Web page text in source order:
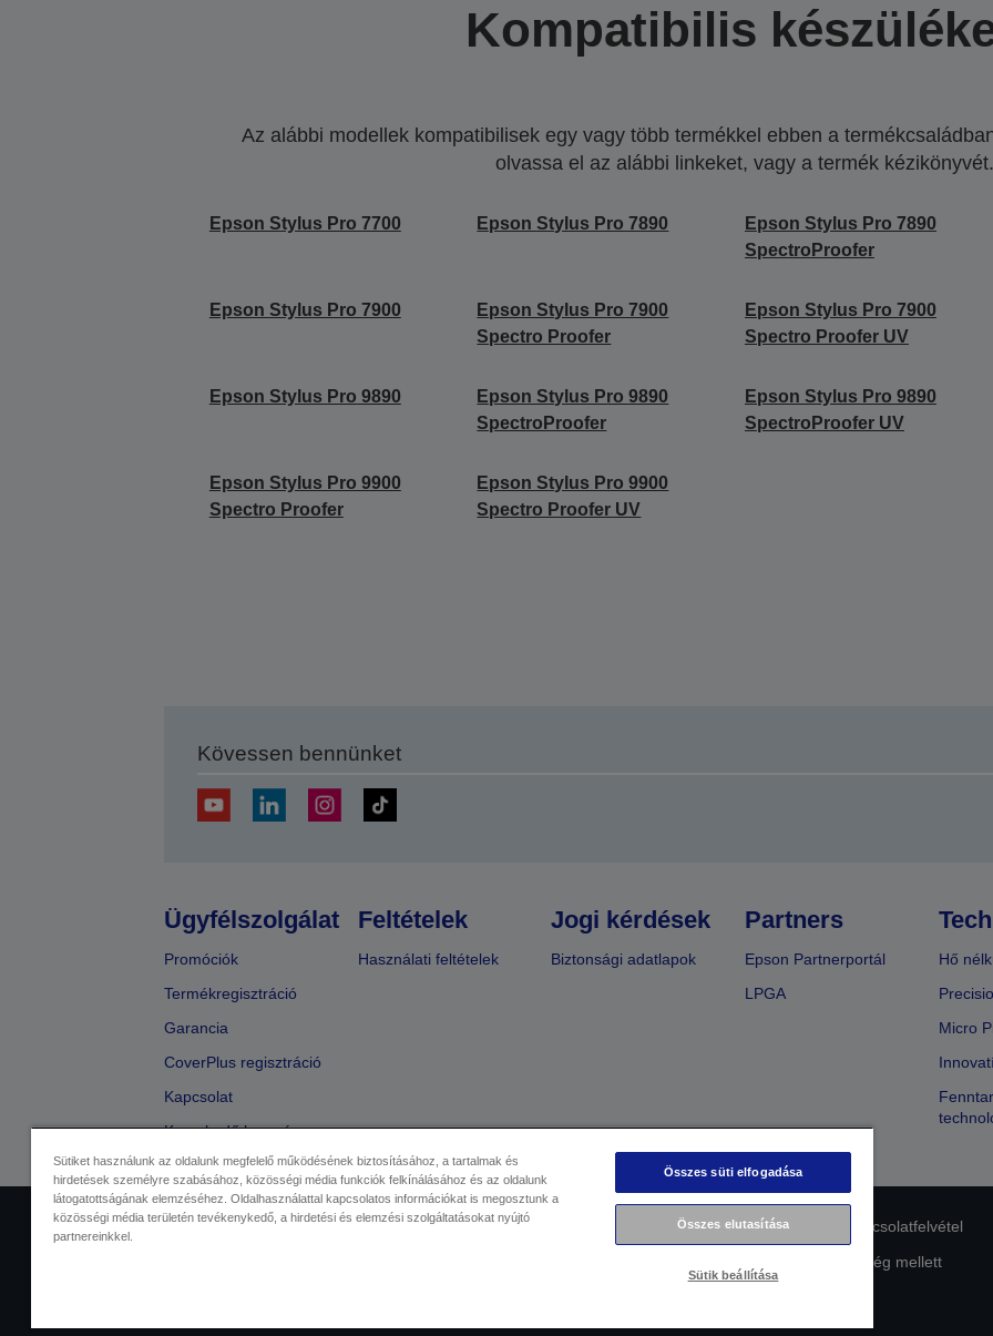
Kompatibilis
Az alábbi modellek kompatibilisek egy vagy több termékkel ebben a
olvassa el az alábbi linkeket, vagy a termék kézikönyvét.
Epson Stylus Pro 7700 Epson Stylus Pro 7890
Epson Stylus Pro 7890
SpectroProofer
Epson Stylus Pro 7900
Epson Stylus Pro 7900
Spectro Proofer
Epson Stylus Pro 7900
Spectro Proofer UV
Epson Stylus Pro 9890
Epson Stylus Pro 9890
SpectroProofer
Epson Stylus Pro 9890
SpectroProofer UV
Epson Stylus Pro 9900
Spectro Proofer
Epson Stylus Pro 9900
Spectro Proofer UV
Kövessen bennünket
Ügyfélszolgálat
Promóciók
Termékregisztráció
Garancia
CoverPlus regisztráció
Kapcsolat
Kereskedő keresése
Feltételek
Használati feltételek
Jogi kérdések
Biztonsági adatlapok
Partners
Epson Partnerportál
LPGA
Hő
Micro
Kereskedelmi központ Adatvédelmi nyilatkozat EU Data Act Compliance Kapcsolatfelvétel
Az Epson elkötelezettsége az akadálymentesség mellett
Sütiket használunk az oldalunk megfelelő működésének biztosításához, a tartalmak és
hirdetések személyre szabásához, közösségi média funkciók felkínálásához és az oldalunk
látogatottságának elemzéséhez. Oldalhasználattal kapcsolatos információkat is megosztunk a
közösségi média területén tevékenykedő, a hirdetési és elemzési szolgáltatásokat nyújtó
partnereinkkel.
Összes süti elfogadása
Összes elutasítása
Sütik beállítása